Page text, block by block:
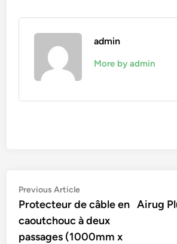
admin
More by admin
Navigation
de
l’article
Previous ArticlePrevious
article:
Protecteur de câble en
caoutchouc à deux
passages (1000mm x
Airug